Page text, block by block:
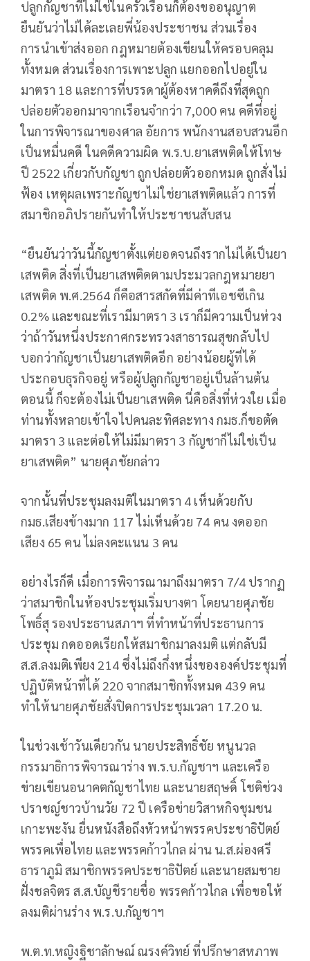
ปลูกกัญชาที่ไม่ใช่ในครัวเรือนก็ต้องขออนุญาต
ยืนยันว่าไม่ได้ละเลยพี่น้องประชาชน ส่วนเรื่อง
การนำเข้าส่งออก กฎหมายต้องเขียนให้ครอบคลุม
ทั้งหมด ส่วนเรื่องการเพาะปลูก แยกออกไปอยู่ใน
มาตรา 18 และการที่บรรดาผู้ต้องหาคดีถึงที่สุดถูก
ปล่อยตัวออกมาจากเรือนจำกว่า 7,000 คน คดีที่อยู่
ในการพิจารณาของศาล อัยการ พนักงานสอบสวนอีก
เป็นหมื่นคดี ในคดีความผิด พ.ร.บ.ยาเสพติดให้โทษ
ปี 2522 เกี่ยวกับกัญชา ถูกปล่อยตัวออกหมด ถูกสั่งไม่
ฟ้อง เหตุผลเพราะกัญชาไม่ใช่ยาเสพติดแล้ว การที่
สมาชิกอภิปรายกันทำให้ประชาชนสับสน
“ยืนยันว่าวันนี้กัญชาตั้งแต่ยอดจนถึงรากไม่ได้เป็นยา
เสพติด สิ่งที่เป็นยาเสพติดตามประมวลกฎหมายยา
เสพติด พ.ศ.2564 ก็คือสารสกัดที่มีค่าทีเอชซีเกิน
0.2% และขณะที่เรามีมาตรา 3 เราก็มีความเป็นห่วง
ว่าถ้าวันหนึ่งประกาศกระทรวงสาธารณสุขกลับไป
บอกว่ากัญชาเป็นยาเสพติดอีก อย่างน้อยผู้ที่ได้
ประกอบธุรกิจอยู่ หรือผู้ปลูกกัญชาอยู่เป็นล้านต้น
ตอนนี้ ก็จะต้องไม่เป็นยาเสพติด นี่คือสิ่งที่ห่วงใย เมื่อ
ท่านทั้งหลายเข้าใจไปคนละทิศละทาง กมธ.ก็ขอตัด
มาตรา 3 และต่อให้ไม่มีมาตรา 3 กัญชาก็ไม่ใช่เป็น
ยาเสพติด” นายศุภชัยกล่าว
จากนั้นที่ประชุมลงมติในมาตรา 4 เห็นด้วยกับ
กมธ.เสียงข้างมาก 117 ไม่เห็นด้วย 74 คน งดออก
เสียง 65 คน ไม่ลงคะแนน 3 คน
อย่างไรก็ดี เมื่อการพิจารณามาถึงมาตรา 7/4 ปรากฏ
ว่าสมาชิกในห้องประชุมเริ่มบางตา โดยนายศุภชัย
โพธิ์สุ รองประธานสภาฯ ที่ทำหน้าที่ประธานการ
ประชุม กดออดเรียกให้สมาชิกมาลงมติ แต่กลับมี
ส.ส.ลงมติเพียง 214 ซึ่งไม่ถึงกึ่งหนึ่งขององค์ประชุมที่
ปฏิบัติหน้าที่ได้ 220 จากสมาชิกทั้งหมด 439 คน
ทำให้นายศุภชัยสั่งปิดการประชุมเวลา 17.20 น.
ในช่วงเช้าวันเดียวกัน นายประสิทธิ์ชัย หนูนวล
กรรมาธิการพิจารณาร่าง พ.ร.บ.กัญชาฯ และเครือ
ข่ายเขียนอนาคตกัญชาไทย และนายสฤษดิ์ โชติช่วง
ปราชญ์ชาวบ้านวัย 72 ปี เครือข่ายวิสาหกิจชุมชน
เกาะพะงัน ยื่นหนังสือถึงหัวหน้าพรรคประชาธิปัตย์
พรรคเพื่อไทย และพรรคก้าวไกล ผ่าน น.ส.ผ่องศรี
ธาราภูมิ สมาชิกพรรคประชาธิปัตย์ และนายสมชาย
ฝั่งชลจิตร ส.ส.บัญชีรายชื่อ พรรคก้าวไกล เพื่อขอให้
ลงมติผ่านร่าง พ.ร.บ.กัญชาฯ
พ.ต.ท.หญิงฐิชาลักษณ์ ณรงค์วิทย์ ที่ปรึกษาสหภาพ